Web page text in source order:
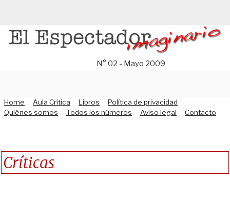
Saltar
N° 02 - Mayo 2009
Home Aula Crítica Libros
Política de privacidad
Quiénes somos
Todos los números Aviso legal Contacto
Críticas